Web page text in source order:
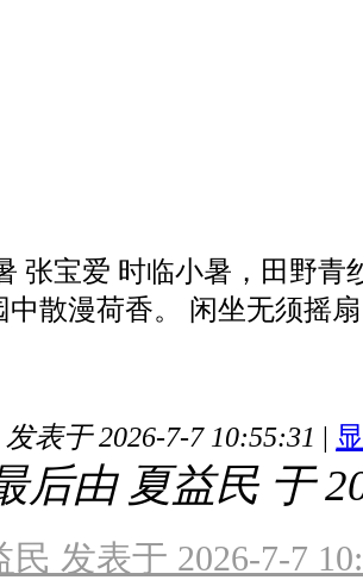
张宝爱 时临小暑，田野
中散漫荷香。 闲坐无须摇
发表于 2026-7-7 10:55:31 |
后由 夏益民 于
民 发表于 2026-7-7